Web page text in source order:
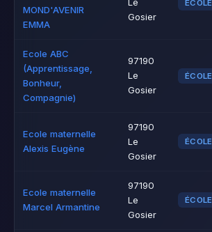
MOND'AVENIR
EMMA
Gosier
ÉCOLE
Ecole ABC
(Apprentissage,
Bonheur,
Compagnie)
97190
Le
Gosier
ÉCOLE
Ecole maternelle
Alexis Eugène
97190
Le
Gosier
ÉCOLE
Ecole maternelle
Marcel Armantine
97190
Le
Gosier
ÉCOLE